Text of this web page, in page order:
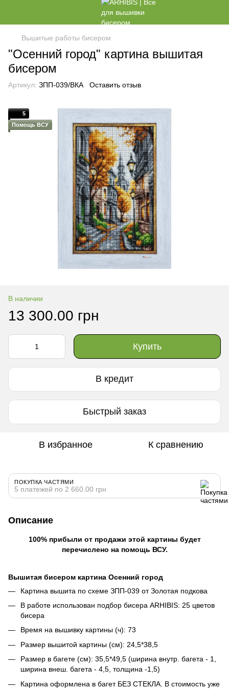
Вышитые работы бисером
"Осенний город" картина вышитая
бисером
Артикул: ЗПП-039/ВКА Оставить отзыв
5
Помощь ВСУ
В наличии
13 300.00 грн
Купить
В кредит
Быстрый заказ
В избранное К сравнению
ПОКУПКА ЧАСТЯМИ
5 платежей по 2 660.00 грн
Описание
100% прибыли от продажи этой картины будет
перечислено на помощь ВСУ.
Вышитая бисером картина Осенний город
Картина вышита по схеме ЗПП-039 от Золотая подкова
В работе использован подбор бисера ARHIBIS: 25 цветов
бисера
Время на вышивку картины (ч): 73
Размер вышитой картины (см): 24,5*38,5
Размер в багете (см): 35,5*49,5 (ширина внутр. багета - 1,
ширина внеш. багета - 4,5, толщина -1,5)
Картина оформлена в багет БЕЗ СТЕКЛА. В стоимость уже